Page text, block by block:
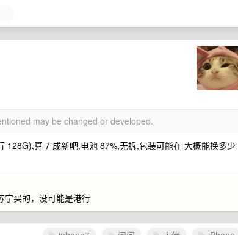
may be changed or developed.
128G),算 7 成新吧,电池 87%,无拆,包装可能在 大概能换多少
宁买的，没可能是港行